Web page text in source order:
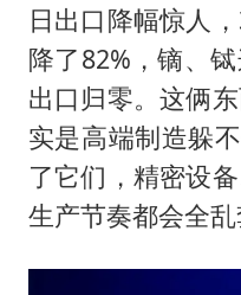
日出口降幅惊人
降了82%，镝、
出口归零。这俩
实是高端制造躲
了它们，精密设
生产节奏都会全乱